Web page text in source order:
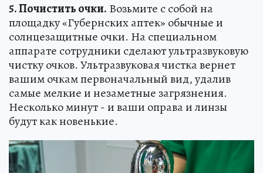
5. Почистить очки. Возьмите с собой на
площадку «Губернских аптек» обычные и
солнцезащитные очки. На специальном
аппарате сотрудники сделают ультразвуковую
чистку очков. Ультразвуковая чистка вернет
вашим очкам первоначальный вид, удалив
самые мелкие и незаметные загрязнения.
Несколько минут - и ваши оправа и линзы
будут как новенькие.